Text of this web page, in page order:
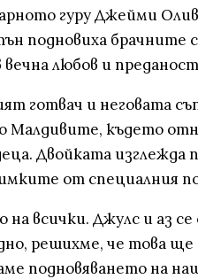
гуру Джейми
подновиха брачните
вечна любов и
готвач и неговата
Малдивите, където
Двойката изглежда
от специалния
на всички. Джулс и аз
решихме, че това
подновяването на